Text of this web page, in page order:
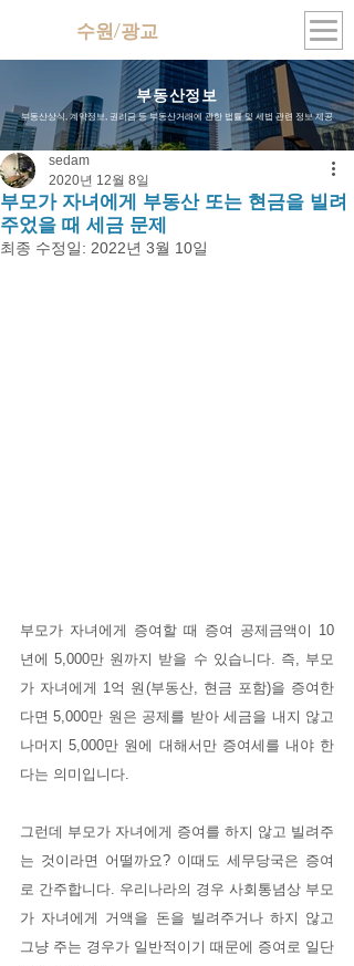
수원/광교
부동산정보
부동산상식, 계약정보, 권리금 등 부동산거래에 관한 법률 및 세법 관련 정보 제공
부모가 자녀에게 부동산 또는 현금을 빌려
주었을 때 세금 문제
sedam
2020년 12월 8일
최종 수정일: 2022년 3월 10일
부모가 자녀에게 증여할 때 증여 공제금액이 10
년에 5,000만 원까지 받을 수 있습니다. 즉, 부모
가 자녀에게 1억 원(부동산, 현금 포함)을 증여한
다면 5,000만 원은 공제를 받아 세금을 내지 않고
나머지 5,000만 원에 대해서만 증여세를 내야 한
다는 의미입니다.
그런데 부모가 자녀에게 증여를 하지 않고 빌려주
는 것이라면 어떨까요? 이때도 세무당국은 증여
로 간주합니다. 우리나라의 경우 사회통념상 부모
가 자녀에게 거액을 돈을 빌려주거나 하지 않고
그냥 주는 경우가 일반적이기 때문에 증여로 일단